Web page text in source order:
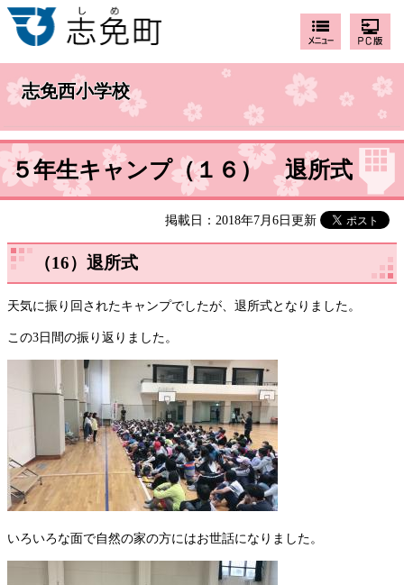
志免西小学校
５年生キャンプ（１６） 退所式
掲載日：2018年7月6日更新
（16）退所式
天気に振り回されたキャンプでしたが、退所式となりました。
この3日間の振り返りました。
いろいろな面で自然の家の方にはお世話になりました。